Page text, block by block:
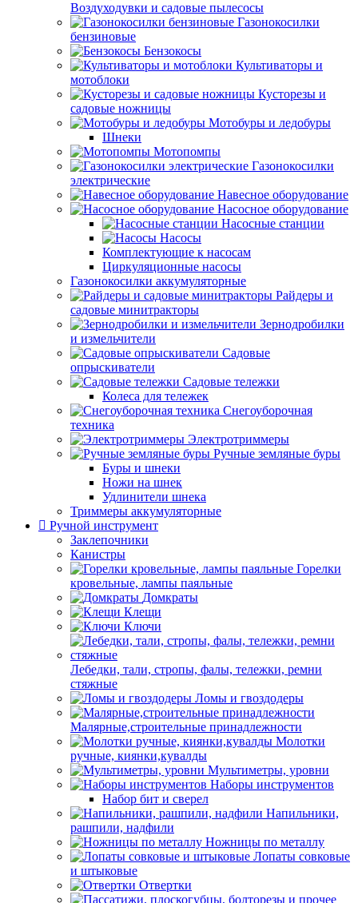
Воздуходувки и садовые пылесосы
Газонокосилки
бензиновые
Бензокосы
Культиваторы и
мотоблоки
Кусторезы и
садовые ножницы
Мотобуры и ледобуры
Шнеки
Мотопомпы
Газонокосилки
электрические
Навесное оборудование
Насосное оборудование
Насосные станции
Насосы
Комплектующие к насосам
Циркуляционные насосы
Газонокосилки аккумуляторные
Райдеры и
садовые минитракторы
Зернодробилки
и измельчители
Садовые
опрыскиватели
Садовые тележки
Колеса для тележек
Снегоуборочная
техника
Электротриммеры
Ручные земляные буры
Буры и шнеки
Ножи на шнек
Удлинители шнека
Триммеры аккумуляторные
Ручной инструмент
Заклепочники
Канистры
Горелки
кровельные, лампы паяльные
Домкраты
Клещи
Ключи
Лебедки, тали, стропы, фалы, тележки, ремни
стяжные
Ломы и гвоздодеры
Малярные,строительные принадлежности
Молотки
ручные, киянки,кувалды
Мультиметры, уровни
Наборы инструментов
Набор бит и сверел
Напильники,
рашпили, надфили
Ножницы по металлу
Лопаты совковые
и штыковые
Отвертки